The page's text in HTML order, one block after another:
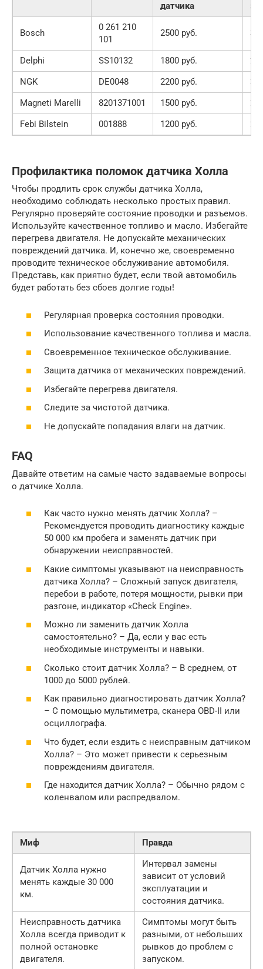
датчика
Bosch
0 261 210
101
2500 руб.
Delphi SS10132 1800 руб.
NGK
DE0048 2200 руб.
Magneti Marelli
8201371001 1500 руб.
Febi Bilstein
001888 1200 руб.
Профилактика поломок датчика Холла
Чтобы продлить срок службы датчика Холла,
необходимо соблюдать несколько простых правил.
Регулярно проверяйте состояние проводки и разъемов.
Используйте качественное топливо и масло. Избегайте
перегрева двигателя. Не допускайте механических
повреждений датчика. И, конечно же, своевременно
проводите техническое обслуживание автомобиля.
Представь, как приятно будет, если твой автомобиль
будет работать без сбоев долгие годы!
Регулярная проверка состояния проводки.
Использование качественного топлива и масла.
Своевременное техническое обслуживание.
Защита датчика от механических повреждений.
Избегайте перегрева двигателя.
Следите за чистотой датчика.
Не допускайте попадания влаги на датчик.
FAQ
Давайте ответим на самые часто задаваемые вопросы
о датчике Холла.
Как часто нужно менять датчик Холла? –
Рекомендуется проводить диагностику каждые
50 000 км пробега и заменять датчик при
обнаружении неисправностей.
Какие симптомы указывают на неисправность
датчика Холла? – Сложный запуск двигателя,
перебои в работе, потеря мощности, рывки при
разгоне, индикатор «Check Engine».
Можно ли заменить датчик Холла
самостоятельно? – Да, если у вас есть
необходимые инструменты и навыки.
Сколько стоит датчик Холла? – В среднем, от
1000 до 5000 рублей.
Как правильно диагностировать датчик Холла?
– С помощью мультиметра, сканера OBD-II или
осциллографа.
Что будет, если ездить с неисправным датчиком
Холла? – Это может привести к серьезным
повреждениям двигателя.
Где находится датчик Холла? – Обычно рядом с
коленвалом или распредвалом.
Миф Правда
Датчик Холла нужно
менять каждые 30 000
км.
Интервал замены
зависит от условий
эксплуатации и
состояния датчика.
Неисправность датчика
Холла всегда приводит к
полной остановке
двигателя.
Симптомы могут быть
разными, от небольших
рывков до проблем с
запуском.